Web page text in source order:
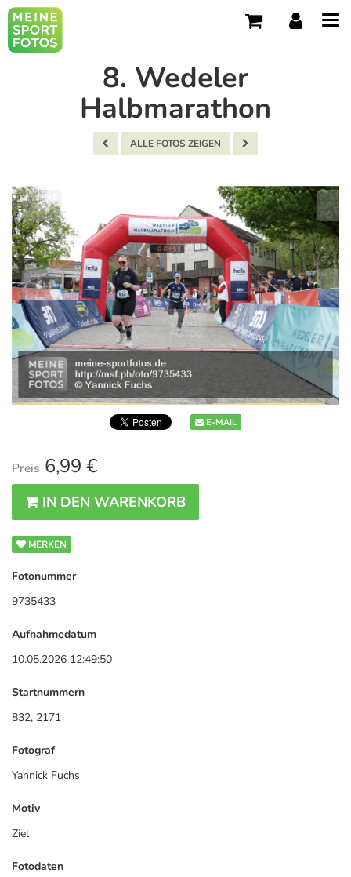
8. Wedeler
Halbmarathon
ALLE FOTOS ZEIGEN
E-MAIL
Preis 6,99 €
IN DEN WARENKORB
MERKEN
Fotonummer
9735433
Aufnahmedatum
10.05.2026 12:49:50
Startnummern
832, 2171
Fotograf
Yannick Fuchs
Motiv
Ziel
Fotodaten